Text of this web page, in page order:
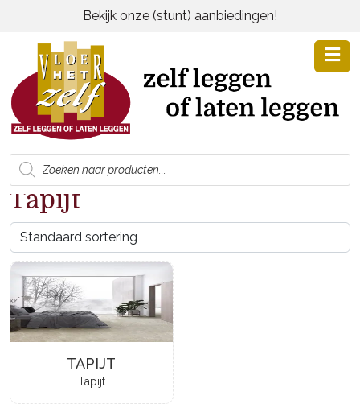
Bekijk onze (stunt) aanbiedingen!
Producten
zoeken
Tapijt
TAPIJT
Tapijt